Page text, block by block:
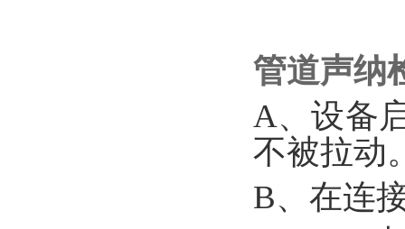
管道声纳
A、设备
不被拉动
B、在连